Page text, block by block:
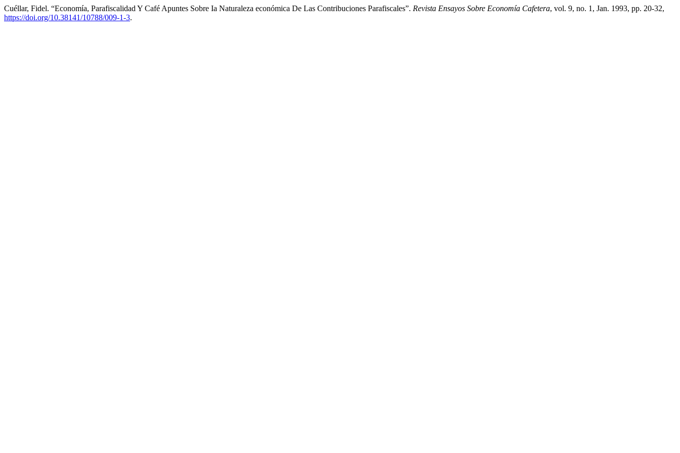
Cuéllar, Fidel. “Economía, Parafiscalidad Y Café Apuntes Sobre Ia Naturaleza económica De Las Contribuciones Parafiscales”. Revista Ensayos Sobre Economía Cafetera, vol. 9, no. 1, Jan. 1993, pp. 20-32,
https://doi.org/10.38141/10788/009-1-3.